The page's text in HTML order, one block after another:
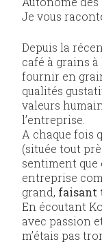
Je vous
Depuis la
café à grains à
fournir en
qualités
valeurs
l’entreprise.
A chaque fois
(située tout
sentiment que
entreprise
grand, faisant
En écoutant
avec passion
m’étais pas